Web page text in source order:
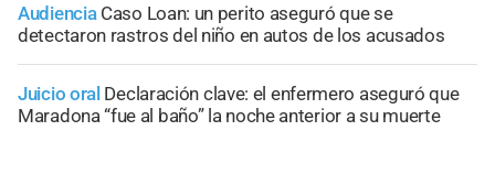
Audiencia Caso Loan: un perito aseguró que se
detectaron rastros del niño en autos de los acusados
Juicio oral Declaración clave: el enfermero aseguró que
Maradona “fue al baño” la noche anterior a su muerte